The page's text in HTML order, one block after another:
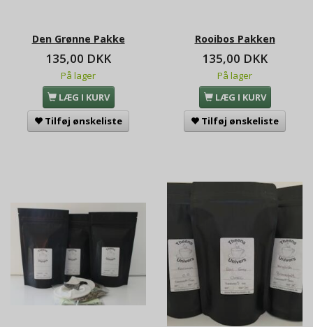
Den Grønne Pakke
135,00 DKK
På lager
LÆG I KURV
Tilføj ønskeliste
Rooibos Pakken
135,00 DKK
På lager
LÆG I KURV
Tilføj ønskeliste